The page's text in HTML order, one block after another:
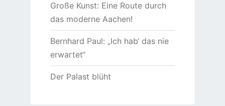
Große Kunst: Eine Route durch
das moderne Aachen!
Bernhard Paul: „Ich hab‘ das nie
erwartet“
Der Palast blüht